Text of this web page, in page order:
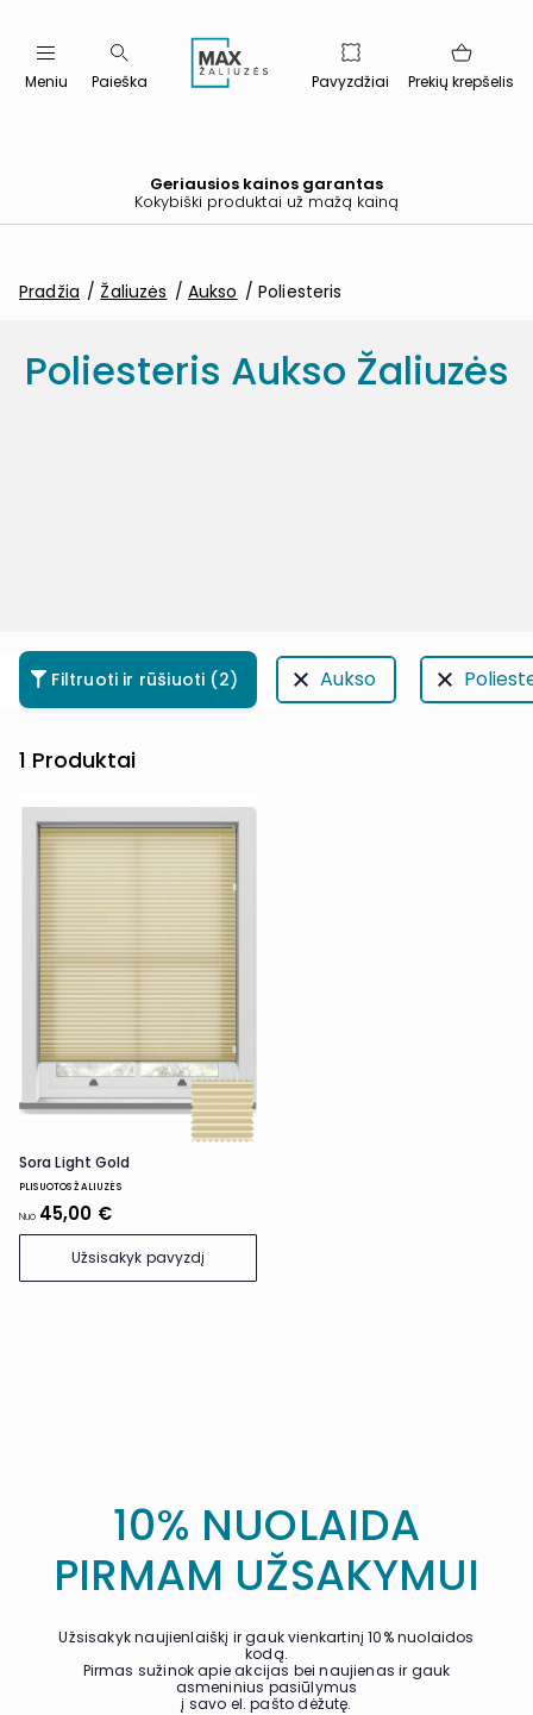
Meniu Paieška Pavyzdžiai Prekių krepšelis
Geriausios kainos garantas
Kokybiški produktai už mažą kainą
Pradžia Žaliuzės Aukso Poliesteris
Poliesteris Aukso Žaliuzės
Filtruoti ir rūšiuoti (2) Aukso
1 Produktai
Sora Light Gold
PLISUOTOS ŽALIUZĖS
Nuo 45,00 €
Užsisakyk pavyzdį
10% NUOLAIDA
PIRMAM UŽSAKYMUI
Užsisakyk naujienlaiškį ir gauk vienkartinį 10% nuolaidos
kodą.
Pirmas sužinok apie akcijas bei naujienas ir gauk
asmeninius pasiūlymus
į savo el. pašto dėžutę.